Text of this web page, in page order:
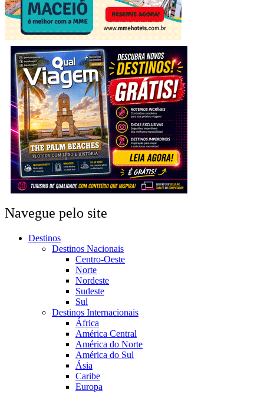
Navegue pelo site
Destinos
Destinos Nacionais
Centro-Oeste
Norte
Nordeste
Sudeste
Sul
Destinos Internacionais
África
América Central
América do Norte
América do Sul
Ásia
Caribe
Europa